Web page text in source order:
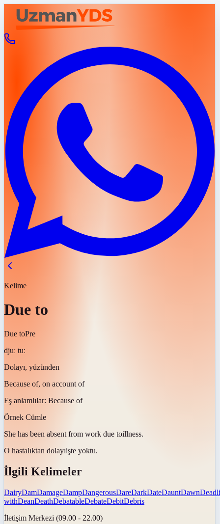
Kelime
Due to
Due toPre
djuː tuː
Dolayı, yüzünden
Because of, on account of
Eş anlamlılar: Because of
Örnek Cümle
She has been absent from work due toillness.
O hastalıktan dolayıişte yoktu.
İlgili Kelimeler
DairyDamDamageDampDangerousDareDarkDateDauntDawn
withDeanDeathDebatableDebateDebitDebris
İletişim Merkezi (09.00 - 22.00)